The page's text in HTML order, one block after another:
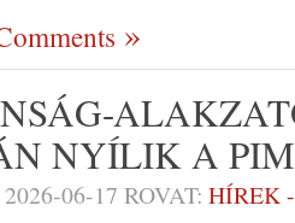
NYÍLIK A
2026-06-17 ROVAT: HÍREK